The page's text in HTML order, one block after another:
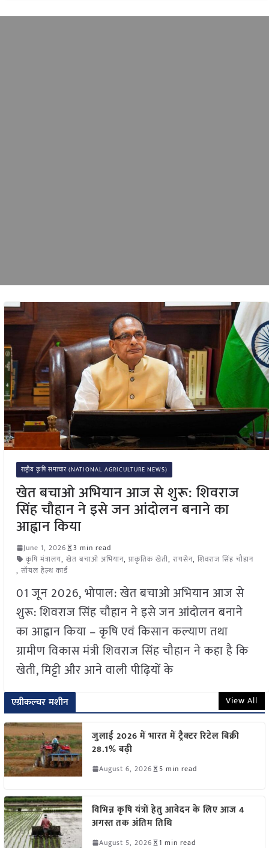
राष्ट्रीय कृषि समाचार (NATIONAL AGRICULTURE NEWS)
खेत बचाओ अभियान आज से शुरू: शिवराज
सिंह चौहान ने इसे जन आंदोलन बनाने का
आह्वान किया
June 1, 2026
3 min read
कृषि मंत्रालय, खेत बचाओ अभियान, प्राकृतिक खेती, रायसेन, शिवराज सिंह चौहान
, सॉयल हेल्थ कार्ड
01 जून 2026, भोपाल: खेत बचाओ अभियान आज से
शुरू: शिवराज सिंह चौहान ने इसे जन आंदोलन बनाने
का आह्वान किया – कृषि एवं किसान कल्याण तथा
ग्रामीण विकास मंत्री शिवराज सिंह चौहान ने कहा है कि
खेती, मिट्टी और आने वाली पीढ़ियों के
एग्रीकल्चर मशीन View All
जुलाई 2026 में भारत में ट्रैक्टर रिटेल बिक्री
28.1% बढ़ी
August 6, 2026 5 min read
विभिन्न कृषि यंत्रों हेतु आवेदन के लिए आज 4
अगस्त तक अंतिम तिथि
August 5, 2026 1 min read